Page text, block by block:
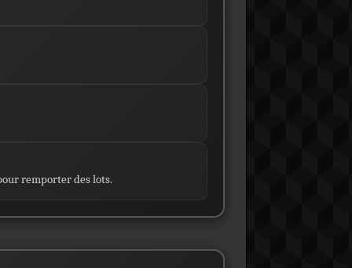
remporter des lots.